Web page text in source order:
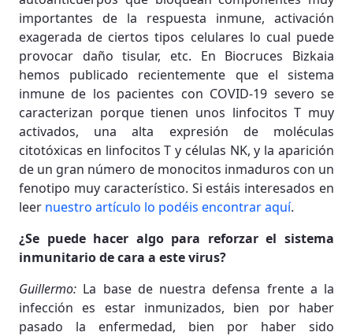
importantes de la respuesta inmune, activación
exagerada de ciertos tipos celulares lo cual puede
provocar daño tisular, etc. En Biocruces Bizkaia
hemos publicado recientemente que el sistema
inmune de los pacientes con COVID-19 severo se
caracterizan porque tienen unos linfocitos T muy
activados, una alta expresión de moléculas
citotóxicas en linfocitos T y células NK, y la aparición
de un gran número de monocitos inmaduros con un
fenotipo muy característico. Si estáis interesados en
leer nuestro artículo lo podéis encontrar aquí.
¿Se puede hacer algo para reforzar el sistema
inmunitario de cara a este virus?
Guillermo: La base de nuestra defensa frente a la
infección es estar inmunizados, bien por haber
pasado la enfermedad, bien por haber sido